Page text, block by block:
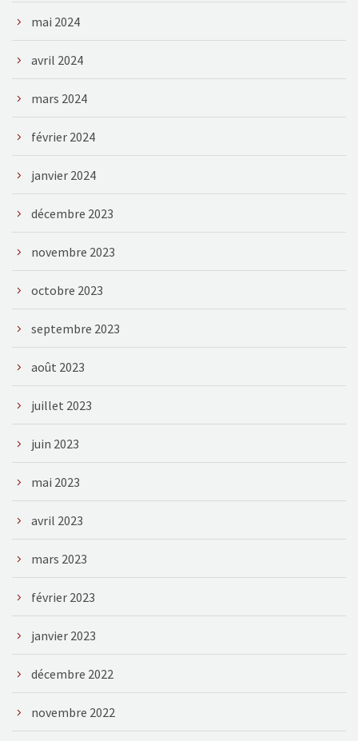
mai 2024
avril 2024
mars 2024
février 2024
janvier 2024
décembre 2023
novembre 2023
octobre 2023
septembre 2023
août 2023
juillet 2023
juin 2023
mai 2023
avril 2023
mars 2023
février 2023
janvier 2023
décembre 2022
novembre 2022